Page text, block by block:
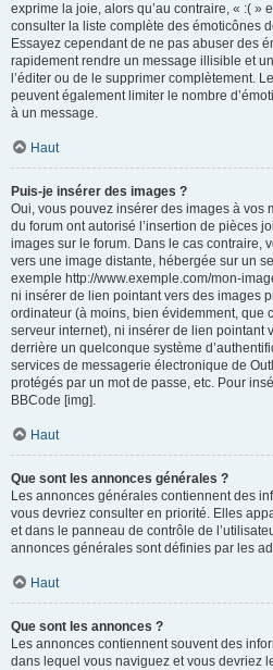
exprime la joie, alors qu’au contraire, « :( »
consulter la liste complète des émoticônes
Essayez cependant de ne pas abuser des
rapidement rendre un message illisible et
l’éditer ou de le supprimer complètement.
peuvent également limiter le nombre
à un message.
Haut
Puis-je insérer des images ?
Oui, vous pouvez insérer des images à vos
du forum ont autorisé l’insertion de pièces
images sur le forum. Dans le cas contraire,
vers une image distante, hébergée sur un
exemple http://www.exemple.com/mon-
ni insérer de lien pointant vers des images
ordinateur (à moins, bien évidemment, que
serveur internet), ni insérer de lien pointant
derrière un quelconque système
services de messagerie électronique de
protégés par un mot de passe, etc. Pour
BBCode [img].
Haut
Que sont les annonces générales ?
Les annonces générales contiennent des
vous devriez consulter en priorité. Elles
et dans le panneau de contrôle de
annonces générales sont définies par les
Haut
Que sont les annonces ?
Les annonces contiennent souvent des
dans lequel vous naviguez et vous devriez